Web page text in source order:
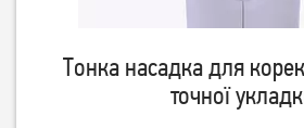
Фен Rowenta CV581LF0
Фен
Тонка насадка для
точної